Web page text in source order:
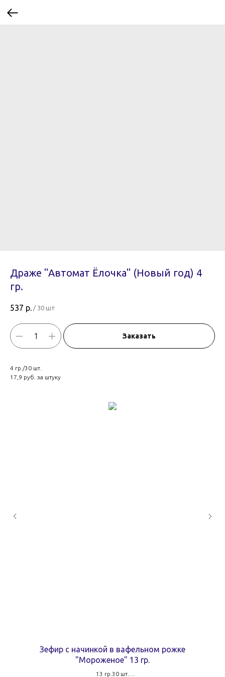
Драже "Автомат Ёлочка" (Новый год) 4
гр.
537 р. / 30 шт
Заказать
4 гр./30 шт.
17,9 руб. за штуку
Зефир с начинкой в вафельном рожке
"Мороженое" 13 гр.
13 гр.30 шт.